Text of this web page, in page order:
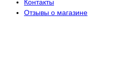
Контакты
Отзывы о магазине